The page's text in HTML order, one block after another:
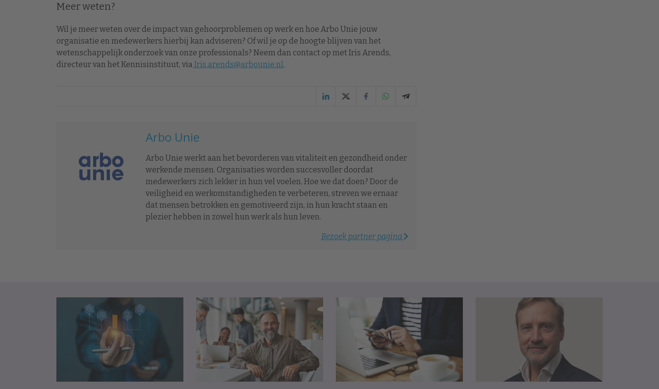
Meer weten?
Wil je meer weten over de impact van gehoorproblemen op werk en hoe Arbo Unie jouw
organisatie en medewerkers hierbij kan adviseren? Of wil je op de hoogte blijven van het
wetenschappelijk onderzoek van onze professionals? Neem dan contact op met Iris Arends,
directeur van het Kennisinstituut, via Iris.arends@arbounie.nl.
Arbo Unie
Arbo Unie werkt aan het bevorderen van vitaliteit en gezondheid onder
werkende mensen. Organisaties worden succesvoller doordat
medewerkers zich lekker in hun vel voelen. Hoe we dat doen? Door de
veiligheid en werkomstandigheden te verbeteren, streven we ernaar
dat mensen betrokken en gemotiveerd zijn, in hun kracht staan en
plezier hebben in zowel hun werk als hun leven.
Bezoek partner pagina